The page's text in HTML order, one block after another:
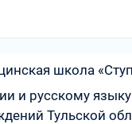
школа
и русскому
Тульской